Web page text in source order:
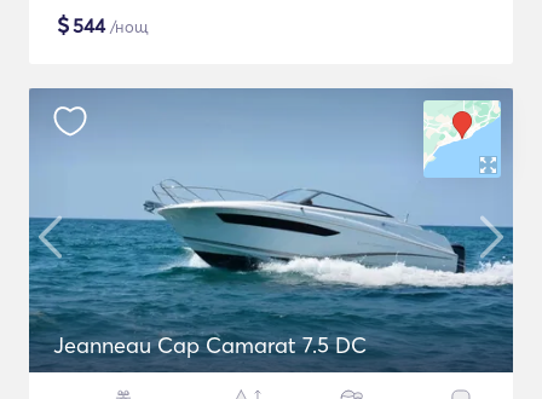
$544/нощ
Jeanneau Cap Camarat 7.5 DC